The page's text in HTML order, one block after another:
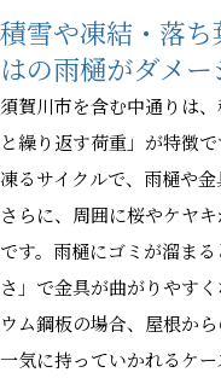
積雪や凍結・落
はの雨樋がダメ
須賀川市を含む中通りは
と繰り返す荷重」が特徴
凍るサイクルで、雨樋や金
さらに、周囲に桜やケヤ
です。雨樋にゴミが溜ま
さ」で金具が曲がりやす
ウム鋼板の場合、屋根か
一気に持っていかれるケー